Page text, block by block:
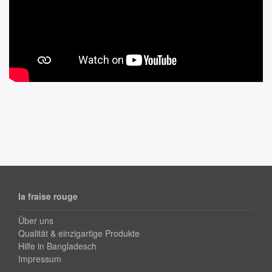
la fraise rouge
Über uns
Qualität & einzigartige Produkte
Hilfe in Bangladesch
Impressum